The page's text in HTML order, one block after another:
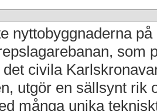
nyttobyggnaderna
som
civila
utgör en sällsynt rik
många unika